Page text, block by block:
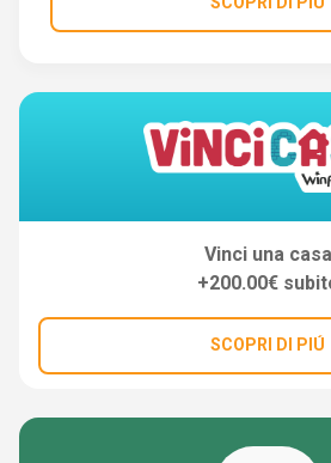
Vinci una casa
+200.00€
SCOPRI DI PIÚ